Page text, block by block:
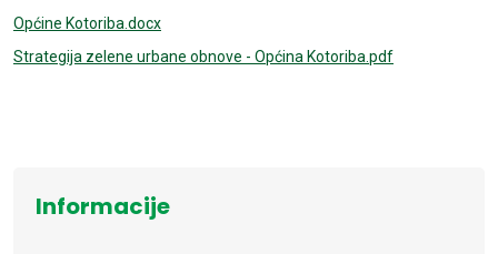
Općine Kotoriba.docx
Strategija zelene urbane obnove - Općina Kotoriba.pdf
Informacije